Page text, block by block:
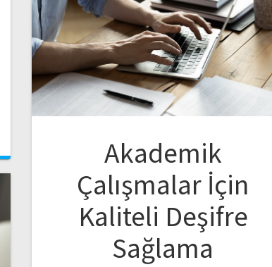
Akademik
Çalışmalar İçin
Kaliteli Deşifre
Sağlama